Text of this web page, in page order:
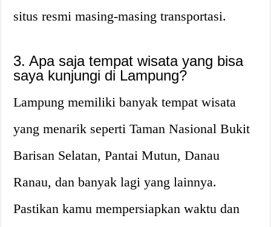
situs resmi masing-masing transportasi.
3. Apa saja tempat wisata yang bisa
saya kunjungi di Lampung?
Lampung memiliki banyak tempat wisata
yang menarik seperti Taman Nasional Bukit
Barisan Selatan, Pantai Mutun, Danau
Ranau, dan banyak lagi yang lainnya.
Pastikan kamu mempersiapkan waktu dan